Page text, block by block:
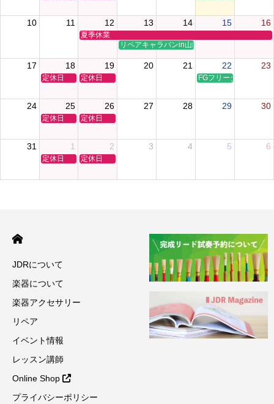
10 11 12
夏季休業
13
リペアキャラバンin山口
14 15 16
17 18
定休日
19
定休日
20 21 22
FGフリータイムクリ
23
24 25
定休日
26
定休日
27 28 29 30
31 1
定休日
2
定休日
3 4 5 6
JDRについて
楽器について
楽器アクセサリー
リペア
イベント情報
レッスン講師
Online Shop
プライバシーポリシー